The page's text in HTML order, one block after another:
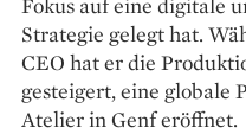
Strategie gelegt hat.
CEO hat er die
gesteigert, eine globale
Atelier in Genf eröffnet.